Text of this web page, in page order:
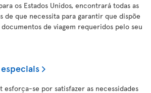
os Estados Unidos, encontrará todas as
de que necessita para garantir que dispõe
de viagem requeridos pelo seu
esforça-se por satisfazer as necessidades